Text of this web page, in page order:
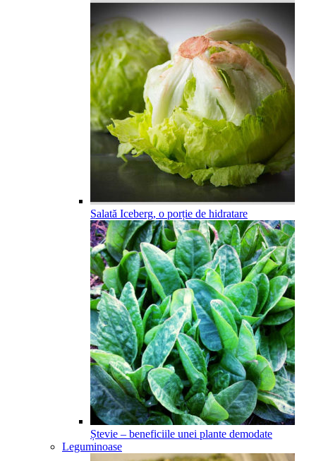
Salată Iceberg, o porție de hidratare
Ștevie – beneficiile unei plante demodate
Leguminoase